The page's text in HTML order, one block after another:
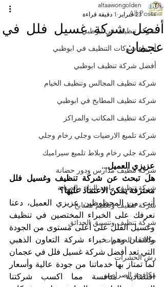
All Posts
شركة تنظيف في ابوظبي
أسماء شركات التنظيف في ابوظبي
أفضل شركة تنظيف ابوظبي
شركة تنظيف المجالس وتنظيف الخيام
شركة تنظيف المطابخ في ابوظبي
شركة تنظيف المكاتب والمراكز
شركة تلميع الارضيات وجلي رخام وجلي
شركة جلي رخام وبلاط تلميع سيراميك
شركة تنظيف مدارس ودور حضانة
شركة تنظيف مابعد البناء والصيانة
شركة تنظيف وتعقيم مسابح
شركة تنظيف وتنسيق الحدائق
مكافحة الحشرات
رش الحشرات
مكافحة الصراصير
أفضل شركة غسيل فلل في
عجمان
altaawongolden
23 فبراير
1 دقيقة قراءة
عزيزي العميل...
محترفة يمكن الاعتماد عليها؟